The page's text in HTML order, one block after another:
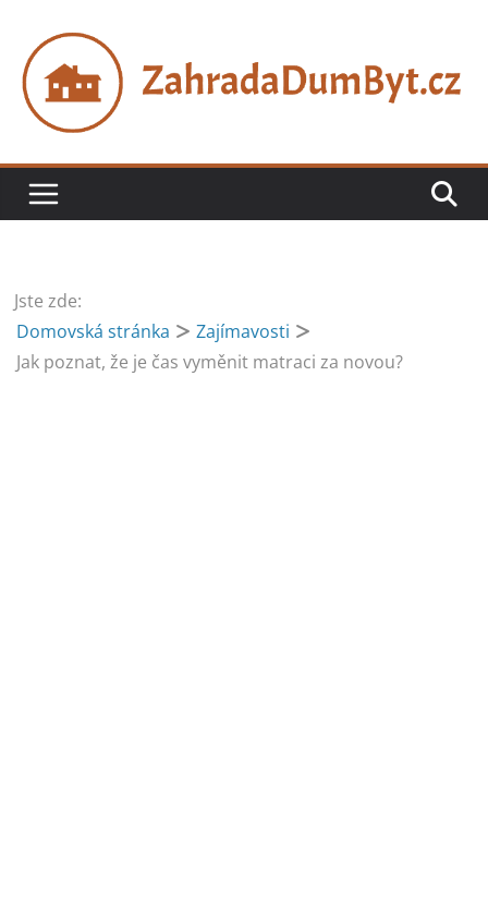
obsah
Jste zde:
Domovská stránka
Zajímavosti
Jak poznat, že je čas vyměnit matraci za novou?